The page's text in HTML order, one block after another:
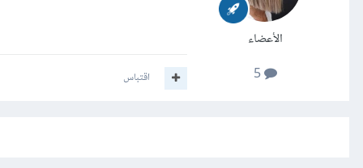
الأعضاء
5
اقتباس